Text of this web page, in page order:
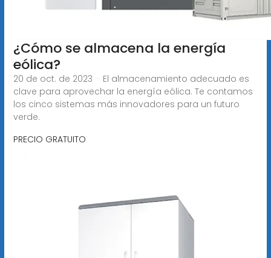
¿Cómo se almacena la energía
eólica?
20 de oct. de 2023 · El almacenamiento adecuado es
clave para aprovechar la energía eólica. Te contamos
los cinco sistemas más innovadores para un futuro
verde.
PRECIO GRATUITO